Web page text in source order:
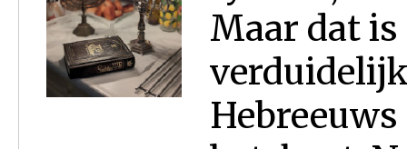
Maar dat
Hebreeuws